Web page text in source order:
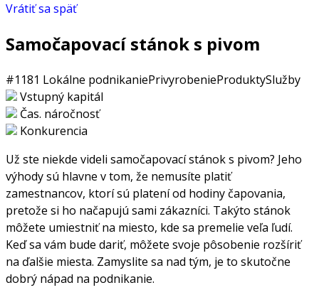
Vrátiť sa späť
Samočapovací stánok s pivom
#1181 Lokálne podnikaniePrivyrobenieProduktySlužby
Vstupný kapitál
Čas. náročnosť
Konkurencia
Už ste niekde videli samočapovací stánok s pivom? Jeho
výhody sú hlavne v tom, že nemusíte platiť
zamestnancov, ktorí sú platení od hodiny čapovania,
pretože si ho načapujú sami zákazníci. Takýto stánok
môžete umiestniť na miesto, kde sa premelie veľa ľudí.
Keď sa vám bude dariť, môžete svoje pôsobenie rozšíriť
na ďalšie miesta. Zamyslite sa nad tým, je to skutočne
dobrý nápad na podnikanie.